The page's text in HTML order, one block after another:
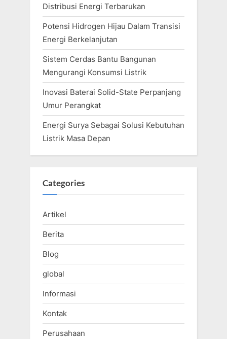
Distribusi Energi Terbarukan
Potensi Hidrogen Hijau Dalam Transisi
Energi Berkelanjutan
Sistem Cerdas Bantu Bangunan
Mengurangi Konsumsi Listrik
Inovasi Baterai Solid-State Perpanjang
Umur Perangkat
Energi Surya Sebagai Solusi Kebutuhan
Listrik Masa Depan
Categories
Artikel
Berita
Blog
global
Informasi
Kontak
Perusahaan